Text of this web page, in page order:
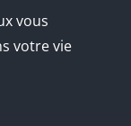
vous
votre vie